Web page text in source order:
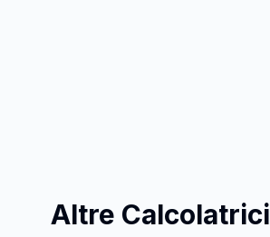
Altre Calcolatrici